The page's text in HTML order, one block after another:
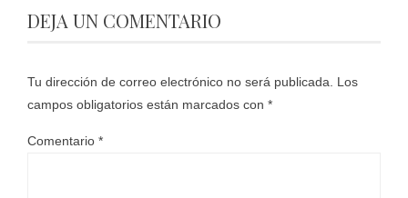
DEJA UN COMENTARIO
Tu dirección de correo electrónico no será publicada.
Los
campos obligatorios están marcados con *
Comentario *